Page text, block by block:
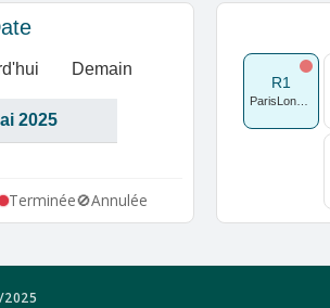
Demain
Terminée🚫Annulée
R1